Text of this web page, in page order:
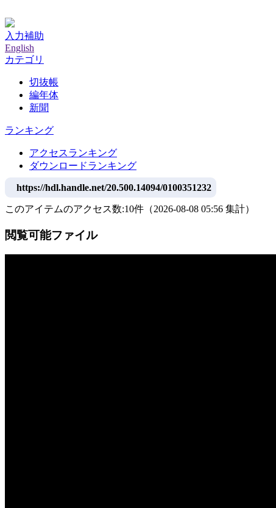
入力補助
English
カテゴリ
切抜帳
編年体
新聞
ランキング
アクセスランキング
ダウンロードランキング
https://hdl.handle.net/20.500.14094/0100351232
このアイテムのアクセス数:10件 （2026-08-08 05:56 集計）
閲覧可能ファイル